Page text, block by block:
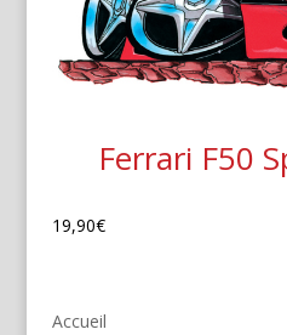
Ferrari F50
19,90€
Accueil